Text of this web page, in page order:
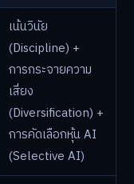
เน้นวินัย
(Discipline) +
การกระจายความ
เสี่ยง
(Diversification) +
การคัดเลือกหุ้น AI
(Selective AI)